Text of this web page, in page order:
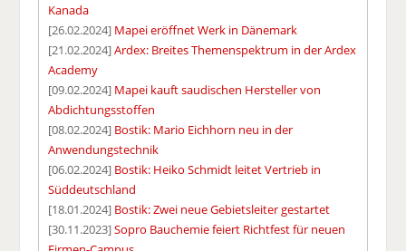
Kanada
[26.02.2024] Mapei eröffnet Werk in Dänemark
[21.02.2024]Ardex: Breites Themenspektrum in der Ardex
Academy
[09.02.2024] Mapei kauft saudischen Hersteller von
Abdichtungsstoffen
[08.02.2024] Bostik: Mario Eichhorn neu in der
Anwendungstechnik
[06.02.2024] Bostik: Heiko Schmidt leitet Vertrieb in
Süddeutschland
[18.01.2024] Bostik: Zwei neue Gebietsleiter gestartet
[30.11.2023]Sopro Bauchemie feiert Richtfest für neuen